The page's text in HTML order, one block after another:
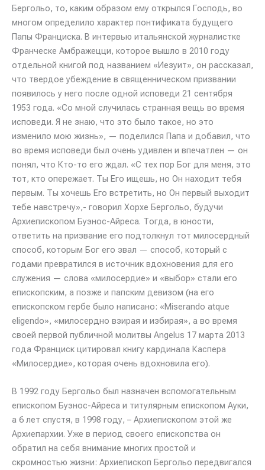
Бергольо, то, каким образом ему открылся Господь, во
многом определило характер понтификата будущего
Папы Франциска. В интервью итальянской журналистке
Франческе Амбражецци, которое вышло в 2010 году
отдельной книгой под названием «Иезуит», он рассказал,
что твердое убеждение в священническом призвании
появилось у него после одной исповеди 21 сентября
1953 года. «Со мной случилась странная вещь во время
исповеди. Я не знаю, что это было такое, но это
изменило мою жизнь», — поделился Папа и добавил, что
во время исповеди был очень удивлен и впечатлен — он
понял, что Кто-то его ждал. «С тех пор Бог для меня, это
тот, кто опережает. Ты Его ищешь, но Он находит тебя
первым. Ты хочешь Его встретить, но Он первый выходит
тебе навстречу»,- говорил Хорхе Бергольо, будучи
Архиепископом Буэнос-Айреса. Тогда, в юности,
ответить на призвание его подтолкнул тот милосердный
способ, которым Бог его звал — способ, который с
годами превратился в источник вдохновения для его
служения — слова «милосердие» и «выбор» стали его
епископским, а позже и папским девизом (на его
епископском гербе было написано: «Miserando atque
eligendo», «милосердно взирая и избирая», а во время
своей первой публичной молитвы Angelus 17 марта 2013
года Франциск цитировал книгу кардинала Каспера
«Милосердие», которая очень вдохновила его).
В 1992 году Бергольо был назначен вспомогательным
епископом Буэнос-Айреса и титулярным епископом Ауки,
а 6 лет спустя, в 1998 году, – Архиепископом этой же
Архиепархии. Уже в период своего епископства он
обратил на себя внимание многих простой и
скромностью жизни: Архиепископ Бергольо передвигался